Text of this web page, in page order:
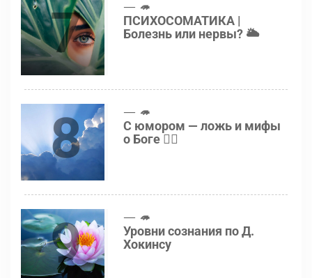
7 🦔
ПСИХОСОМАТИКА |
Болезнь или нервы? 🌥
8 🦔
С юмором — ложь и мифы
о Боге 👍🏻
9 🦔
Уровни сознания по Д.
Хокинсу